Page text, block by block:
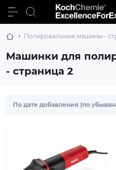
Полировальные машины -
Машинки для
- страница 2